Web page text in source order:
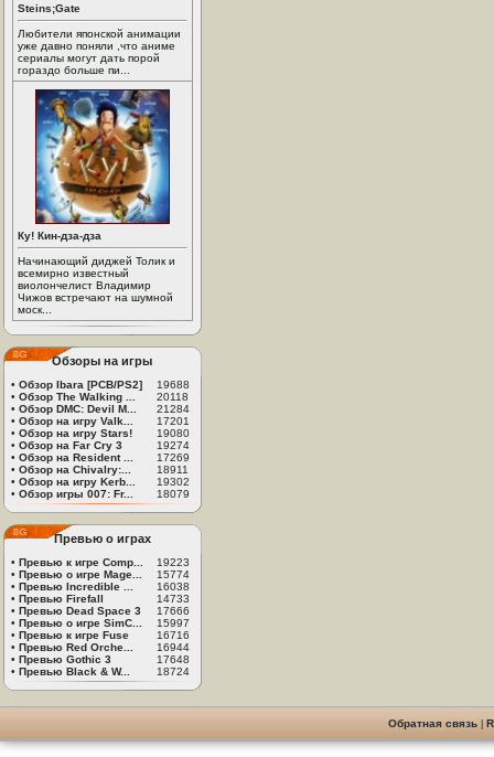
Steins;Gate
Любители японской анимации
уже давно поняли ,что аниме
сериалы могут дать порой
гораздо больше пи...
Ку! Кин-дза-дза
Начинающий диджей Толик и
всемирно известный
виолончелист Владимир
Чижов встречают на шумной
моск...
Обзоры на игры
• Обзор Ibara [PCB/PS2]
19688
• Обзор The Walking ...
20118
• Обзор DMC: Devil M...
21284
• Обзор на игру Valk...
17201
• Обзор на игру Stars!
19080
• Обзор на Far Cry 3
19274
• Обзор на Resident ...
17269
• Обзор на Chivalry:...
18911
• Обзор на игру Kerb...
19302
• Обзор игры 007: Fr... 18079
Превью о играх
• Превью к игре Comp...
19223
• Превью о игре Mage...
15774
• Превью Incredible ...
16038
• Превью Firefall
14733
• Превью Dead Space 3
17666
• Превью о игре SimC...
15997
• Превью к игре Fuse
16716
• Превью Red Orche...
16944
• Превью Gothic 3
17648
• Превью Black & W... 18724
Обратная связь